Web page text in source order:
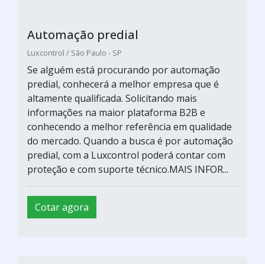
Automação predial
Luxcontrol / São Paulo - SP
Se alguém está procurando por automação
predial, conhecerá a melhor empresa que é
altamente qualificada. Solicitando mais
informações na maior plataforma B2B e
conhecendo a melhor referência em qualidade
do mercado. Quando a busca é por automação
predial, com a Luxcontrol poderá contar com
proteção e com suporte técnico.MAIS INFOR...
Cotar agora